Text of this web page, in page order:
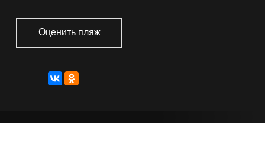
Афиша мероприятий
Для детей
Рестораны и бары
Ваше событие
Оценить пляж